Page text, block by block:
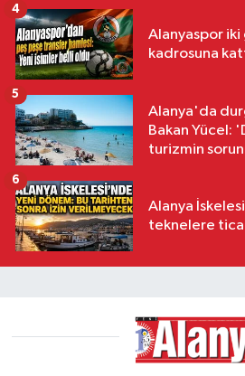
Alanyaspor
kadrosuna
4
Alanya'da
Bakan Yücel:
turizmin
5
Alanya
teknelere
6